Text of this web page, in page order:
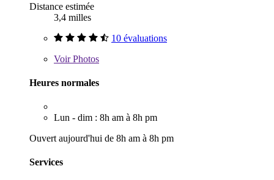
Distance estimée
3,4 milles
10 évaluations
VoirPhotos
Heures normales
Lun - dim : 8h am à 8h pm
Ouvert aujourd'hui de 8h am à 8h pm
Services